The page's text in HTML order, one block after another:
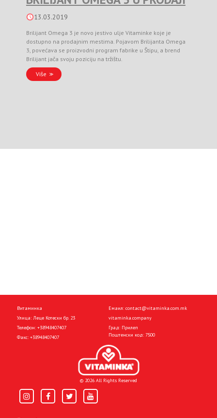
13.03.2019
Brilijant Omega 3 je novo jestivo ulje Vitaminke koje je
dostupno na prodajnim mestima. Pojavom Brilijanta Omega
3, povećava se proizvodni program fabrike u Štipu, a brend
Brilijant jača svoju poziciju na tržištu.
Više
Витаминка
Улица: Леце Котески бр. 23
Телефон: +38948407407
Факс: +38948407407
Емаил: contact@vitaminka.com.mk
vitaminka.company
Град: Прилеп
Поштенски код: 7500
© 2026 All Rights Reserved